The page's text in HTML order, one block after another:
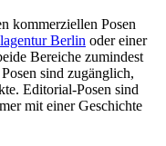
kommerziellen Posen
Berlin oder einer
Bereiche zumindest
sind zugänglich,
Editorial-Posen sind
mit einer Geschichte